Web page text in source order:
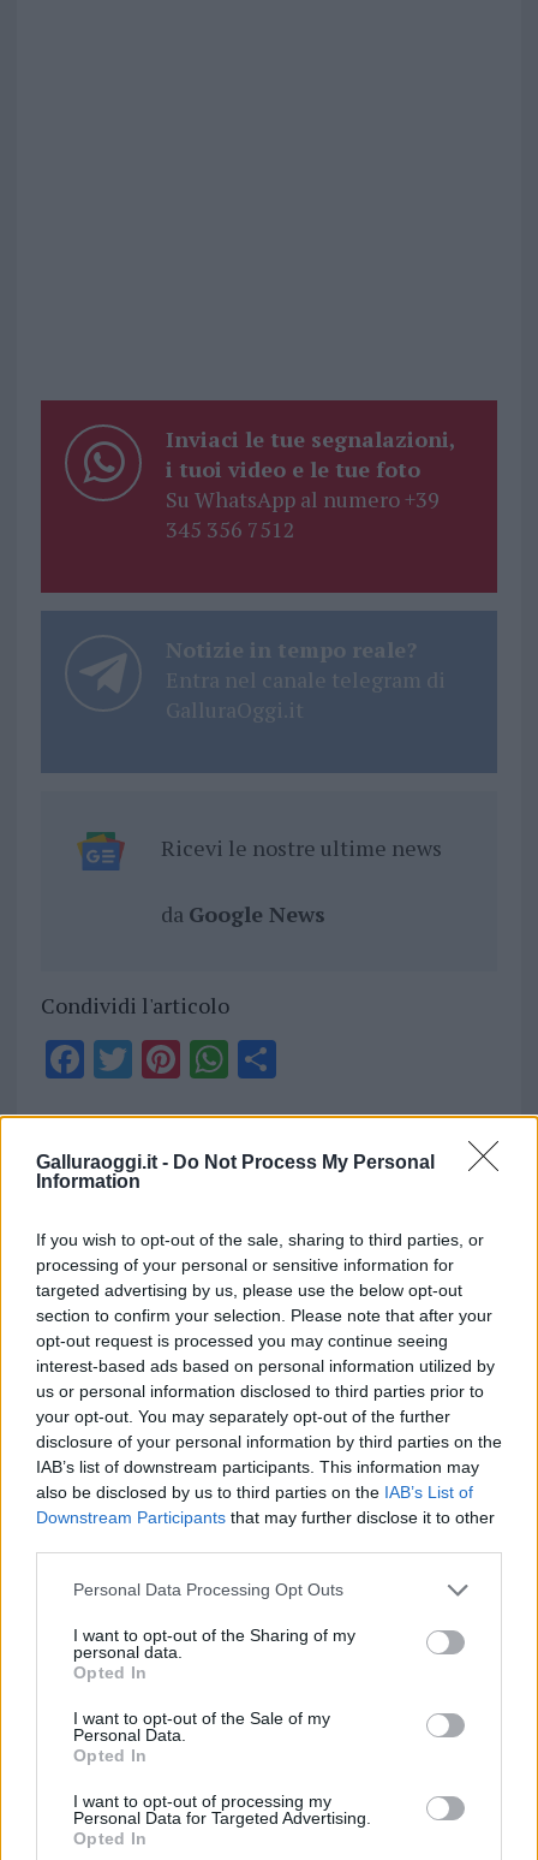
Galluraoggi.it - Do Not Process My Personal
Information
If you wish to opt-out of the sale, sharing to third parties, or
processing of your personal or sensitive information for
targeted advertising by us, please use the below opt-out
section to confirm your selection. Please note that after your
opt-out request is processed you may continue seeing
interest-based ads based on personal information utilized by
us or personal information disclosed to third parties prior to
your opt-out. You may separately opt-out of the further
disclosure of your personal information by third parties on the
IAB’s list of downstream participants. This information may
also be disclosed by us to third parties on the IAB’s List of
Downstream Participants that may further disclose it to other
Please note that this website/app uses one or more Google
not limited to your visit or usage behaviour. You may click to
grant or deny consent to Google and its third-party tags to
use your data for below specified purposes in below Google
consent section.
Personal Data Processing Opt Outs
I want to opt-out of the Sharing of my
personal data.
Opted In
I want to opt-out of the Sale of my
Personal Data.
Opted In
I want to opt-out of processing my
Personal Data for Targeted Advertising.
Opted In
Inviaci le tue segnalazioni,
i tuoi video e le tue foto
Su WhatsApp al numero +39
345 356 7512
Notizie in tempo reale?
Entra nel canale telegram di
GalluraOggi.it
Ricevi le nostre ultime news
da Google News
Condividi l'articolo
F
b
o
k
T
te
Pi
re
W
s
p
p
S
re
Prossimo articolo
NOTIZIE RECENTI
Robbie Williams incanta il gala del Big Art
Festival al Romazzino
Maxi piano tra Smeralda Holding e il Comune di
Arzachena
Salvini al concerto per De Andrè, la nipote: “Mio
nonno gli avrebbe chiesto che cazzo ci faceva”
Stop ai cantieri privati a Olbia, nuove regole
anche a San Pantaleo
Rapina a Porto Rotondo, due uomini fermati dai
Auto prende fuoco sulla strada statale 125 a